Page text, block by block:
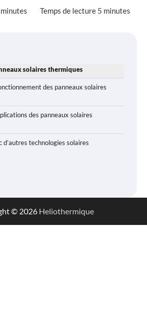
solaires thermiques
des panneaux solaires
des panneaux solaires
d’autres technologies solaires
© 2026 Heliothermique